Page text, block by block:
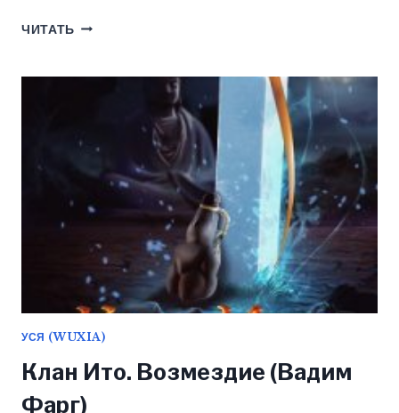
ЧИТАТЬ ЭРА
УСЯ (WUXIA)
Клан Ито. Возмездие (Вадим
Фарг)